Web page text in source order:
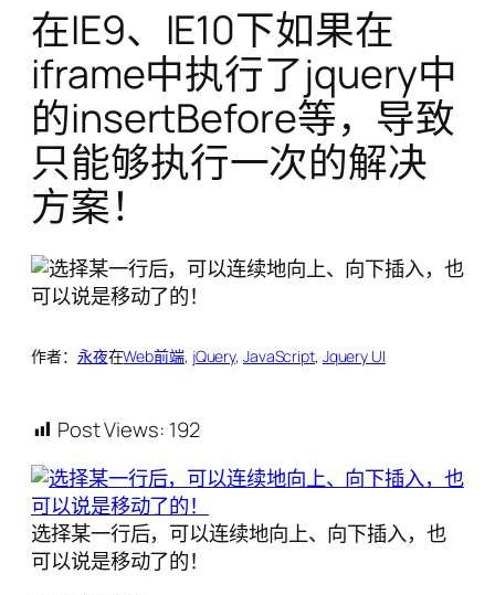
在IE9、IE10下如果在
iframe中执行了jquery中
的insertBefore等，导致
只能够执行一次的解决
方案！
作者： 永夜在Web前端, jQuery, JavaScript, Jquery UI
Post Views: 192
选择某一行后，可以连续地向上、向下插入，也
可以说是移动了的！